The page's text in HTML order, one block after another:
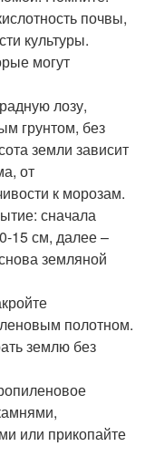
почвы,
культуры.
могут
лозу,
грунтом, без
земли зависит
от
к морозам.
сначала
15 см, далее –
земляной
полотном.
землю без
или прикопайте